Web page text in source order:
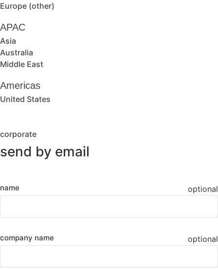
Europe (other)
APAC
Asia
Australia
Middle East
Americas
United States
corporate
send by email
name optional
company name optional